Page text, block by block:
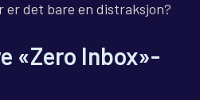
er det bare en distraksjon?
«Zero Inbox»-